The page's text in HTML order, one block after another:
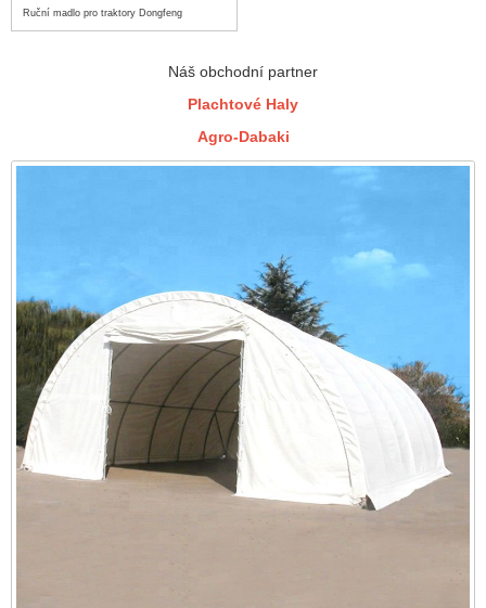
Náš obchodní partner
Plachtové Haly
Agro-Dabaki
Ruční madlo pro traktory Dongfeng